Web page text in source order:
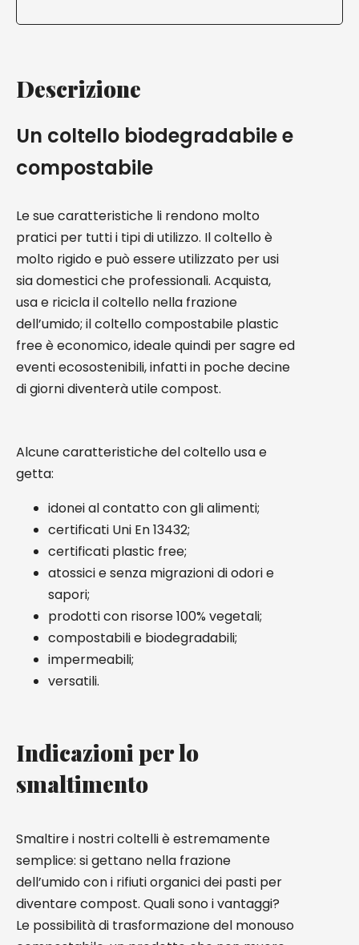
Descrizione
Un coltello biodegradabile e
compostabile
Le sue caratteristiche li rendono molto
pratici per tutti i tipi di utilizzo. Il coltello è
molto rigido e può essere utilizzato per usi
sia domestici che professionali. Acquista,
usa e ricicla il coltello nella frazione
dell’umido; il coltello compostabile plastic
free è economico, ideale quindi per sagre ed
eventi ecosostenibili, infatti in poche decine
di giorni diventerà utile compost.
Alcune caratteristiche del coltello usa e
getta:
idonei al contatto con gli alimenti;
certificati Uni En 13432;
certificati plastic free;
atossici e senza migrazioni di odori e
sapori;
prodotti con risorse 100% vegetali;
compostabili e biodegradabili;
impermeabili;
versatili.
Indicazioni per lo
smaltimento
Smaltire i nostri coltelli è estremamente
semplice: si gettano nella frazione
dell’umido con i rifiuti organici dei pasti per
diventare compost. Quali sono i vantaggi?
Le possibilità di trasformazione del monouso